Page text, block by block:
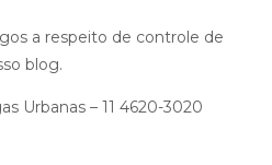
a respeito de controle de
blog.
Urbanas – 11 4620-3020